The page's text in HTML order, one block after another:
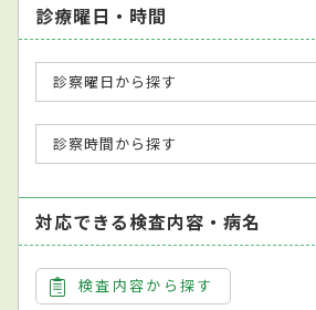
診療曜日・時間
診察曜日から探す
診察時間から探す
対応できる検査内容・病名
検査内容から探す